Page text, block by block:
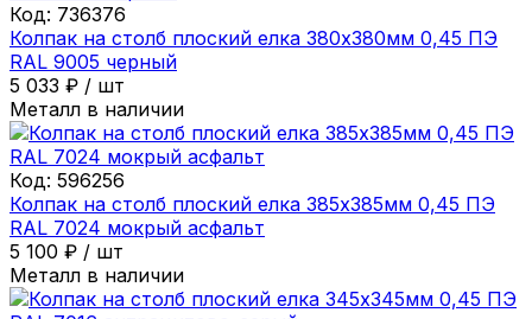
Код: 736376
Колпак на столб плоский елка 380х380мм 0,45 ПЭ
RAL 9005 черный
5 033 ₽ / шт
Металл в наличии
Код: 596256
Колпак на столб плоский елка 385х385мм 0,45 ПЭ
RAL 7024 мокрый асфальт
5 100 ₽ / шт
Металл в наличии